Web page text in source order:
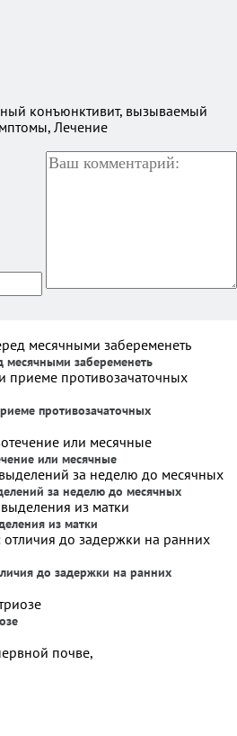
конъюнктивит, вызываемый
Лечение
забеременеть
противозачаточных
или месячные
за неделю до месячных
из матки
до задержки на ранних